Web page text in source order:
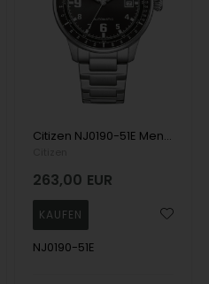
Citizen NJ0190-51E Mens Watch Urban Military Automatic 40mm 10ATM Wristwatch
263,00 EUR
NJ0190-51E